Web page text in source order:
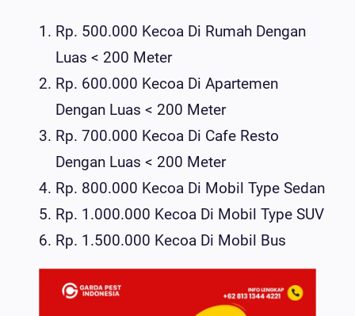
Rp. 500.000 Kecoa Di Rumah Dengan
Luas < 200 Meter
Rp. 600.000 Kecoa Di Apartemen
Dengan Luas < 200 Meter
Rp. 700.000 Kecoa Di Cafe Resto
Dengan Luas < 200 Meter
Rp. 800.000 Kecoa Di Mobil Type Sedan
Rp. 1.000.000 Kecoa Di Mobil Type SUV
Rp. 1.500.000 Kecoa Di Mobil Bus